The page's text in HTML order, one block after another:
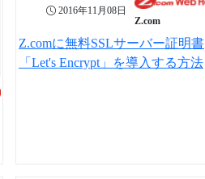
2016年11月08日
Z.com
Z.comに無料SSLサーバー証明書
「Let's Encrypt」を導入する方法